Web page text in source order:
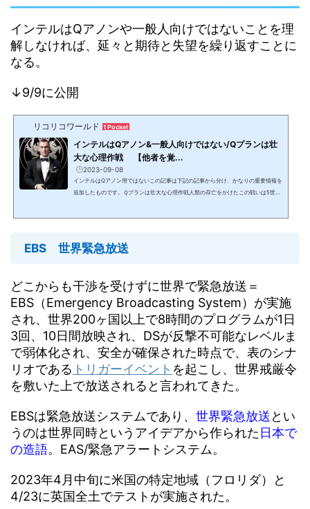
インテルはQアノンや一般人向けではないことを理
解しなければ、延々と期待と失望を繰り返すことに
なる。
↓9/9に公開
リコリコワールド 1 Pocket
インテルはQアノン&一般人向けではない/Qプランは壮
大な心理作戦 【他者を覚...
2023-09-08
インテルはQアノン用ではないこの記事は下記の記事から分け、かなりの重要情報を
追加したものです。Ｑプランは壮大な心理作戦人類の存亡をかけたこの戦いは5世代
EBS 世界緊急放送
どこからも干渉を受けずに世界で緊急放送＝
EBS（Emergency Broadcasting System）が実施
され、世界200ヶ国以上で8時間のプログラムが1日
3回、10日間放映され、DSが反撃不可能なレベルま
で弱体化され、安全が確保された時点で、表のシナ
リオである トリガーイベント を起こし、世界戒厳令
を敷いた上で放送されると言われてきた。
EBSは緊急放送システムであり、 世界緊急放送とい
うのは世界同時というアイデアから作られた 日本で
の造語。EAS/緊急アラートシステム。
2023年4月中旬に米国の特定地域（フロリダ）と
4/23に英国全土でテストが実施された。